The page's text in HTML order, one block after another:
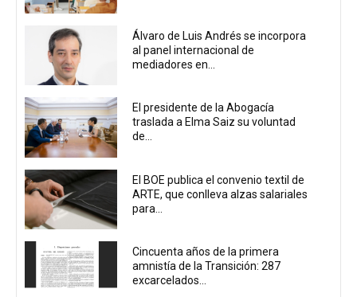
Álvaro de Luis Andrés se incorpora
al panel internacional de
mediadores en...
El presidente de la Abogacía
traslada a Elma Saiz su voluntad
de...
El BOE publica el convenio textil de
ARTE, que conlleva alzas salariales
para...
Cincuenta años de la primera
amnistía de la Transición: 287
excarcelados...